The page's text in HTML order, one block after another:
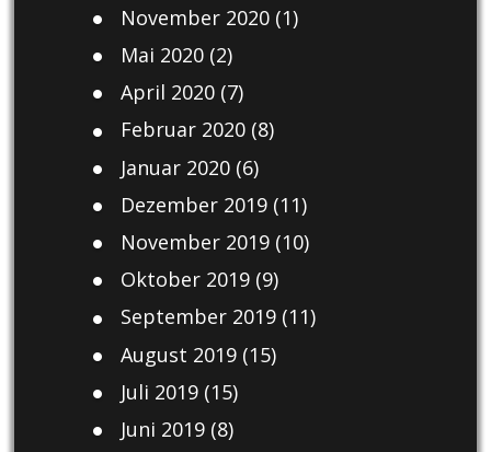
November 2020(1)
Mai 2020(2)
April 2020(7)
Februar 2020(8)
Januar 2020(6)
Dezember 2019(11)
November 2019(10)
Oktober 2019(9)
September 2019(11)
August 2019(15)
Juli 2019(15)
Juni 2019(8)